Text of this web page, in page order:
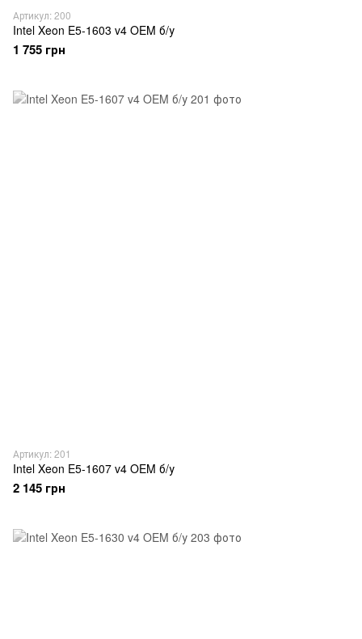
Артикул: 200
Intel Xeon E5-1603 v4 OEM б/у
1 755 грн
Артикул: 201
Intel Xeon E5-1607 v4 OEM б/у
2 145 грн